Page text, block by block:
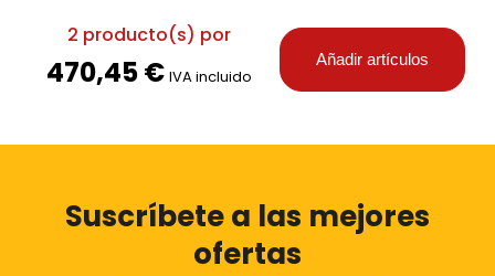
2 producto(s) por
470,45 € IVA incluido
Añadir artículos
Suscríbete a las mejores
ofertas